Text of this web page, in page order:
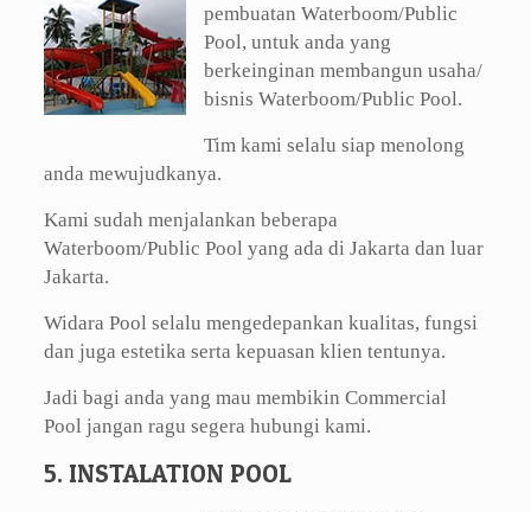
pembuatan Waterboom/Public
Pool, untuk anda yang
berkeinginan membangun usaha/
bisnis Waterboom/Public Pool.
Tim kami selalu siap menolong
anda mewujudkanya.
Kami sudah menjalankan beberapa
Waterboom/Public Pool yang ada di Jakarta dan luar
Jakarta.
Widara Pool selalu mengedepankan kualitas, fungsi
dan juga estetika serta kepuasan klien tentunya.
Jadi bagi anda yang mau membikin Commercial
Pool jangan ragu segera hubungi kami.
5. INSTALATION POOL